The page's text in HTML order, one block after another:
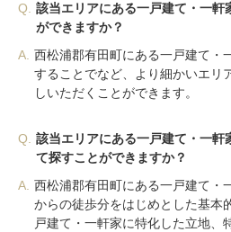
Q.
該当エリアにある一戸建て・一軒
ができますか？
A. 西松浦郡有田町にある一戸建て・
することでなど、より細かいエリ
しいただくことができます。
Q.
該当エリアにある一戸建て・一軒
て探すことができますか？
A. 西松浦郡有田町にある一戸建て・
からの徒歩分をはじめとした基本
戸建て・一軒家に特化した立地、